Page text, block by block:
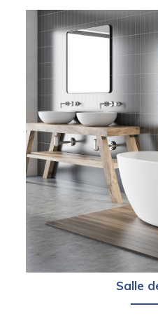
Salle